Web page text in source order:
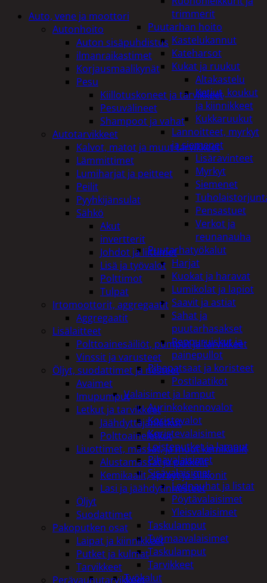
trimmerit
Puutarhan hoito
Kastelukannut
Kateharsot
Kukat ja ruukut
Altakastelu
Ketjut, koukut
ja kiinnikkeet
Kukkaruukut
Lannoitteet, myrkyt
ja siemenet
Lisäravinteet
Myrkyt
Siemenet
Pensastuet
Verkot ja
reunanauha
Puutarhatyökalut
Harjat
Kuokat ja haravat
Lumikolat ja lapiot
Saavit ja astiat
Sahat ja
puutarhasakset
Reppuruiskut ja
painepullot
Pihapatsaat ja koristeet
Postilaatikot
Valaisimet ja lamput
Aurinkokennovalot
Koristevalot
Koristevalaisimet
Loisteputket ja lamput
Pihavalaisimet
Sisävalaisimet
Lednauhat ja listat
Pöytävalaisimet
Yleisvalaisimet
Taskulamput
Työmaavalaisimet
Taskulamput
Tarvikkeet
Työkalut
Auto, vene ja moottori
Autonhoito
Auton sisäpuhdistus
ilmanraikastimet
Korjausmaalikynät
Pesu
Kiillotuskoneet ja tarvikkeet
Pesuvälineet
Shampoot ja vahat
Autotarvikkeet
Kalvot, matot ja muut tarvikkeet
Lämmittimet
Lumiharjat ja peitteet
Peilit
Pyyhkijänsulat
Sähkö
Akut
invertterit
Johdot ja liittimet
Lisä ja työvalot
Polttimot
Tulpat
Irtomoottorit, aggregaatit
Aggregaatit
Lisälaitteet
Polttoainesäiliöt, pumput ja tarvikkeet
Vinssit ja varusteet
Öljyt, suodattimet ja nesteet
Avaimet
Imupumput
Letkut ja tarvikkeet
Jäähdyttäjänletkut
Polttoaineletkut
Liuottimet, massat, ja muut kemikaalit
Alustamassat ja pakkelit
Kemikaalit, sprayt ja silikonit
Lasi ja jäähdytinnesteet
Öljyt
Suodattimet
Pakoputken osat
Laipat ja kiinnikkeet
Putket ja kulmat
Tarvikkeet
Perävaunutarvikkeet